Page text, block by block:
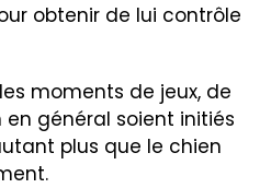
obtenir de lui contrôle
moments de jeux, de
en général soient initiés
plus que le chien